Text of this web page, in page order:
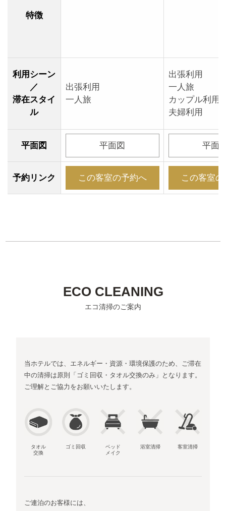
特徴
利用シーン
／
滞在スタイ
ル
出張利用
一人旅
出張利用
一人旅
カップル利用
夫婦利用
平面図 平面図 平面
予約リンク この客室の予約へ この客室
ECO CLEANING
エコ清掃のご案内
当ホテルでは、エネルギー・資源・環境保護のため、ご滞在
中の清掃は原則「ゴミ回収・タオル交換のみ」となります。
ご理解とご協力をお願いいたします。
タオル
交換
ゴミ回収
ベッド
メイク
浴室清掃 客室清掃
ご連泊のお客様には、